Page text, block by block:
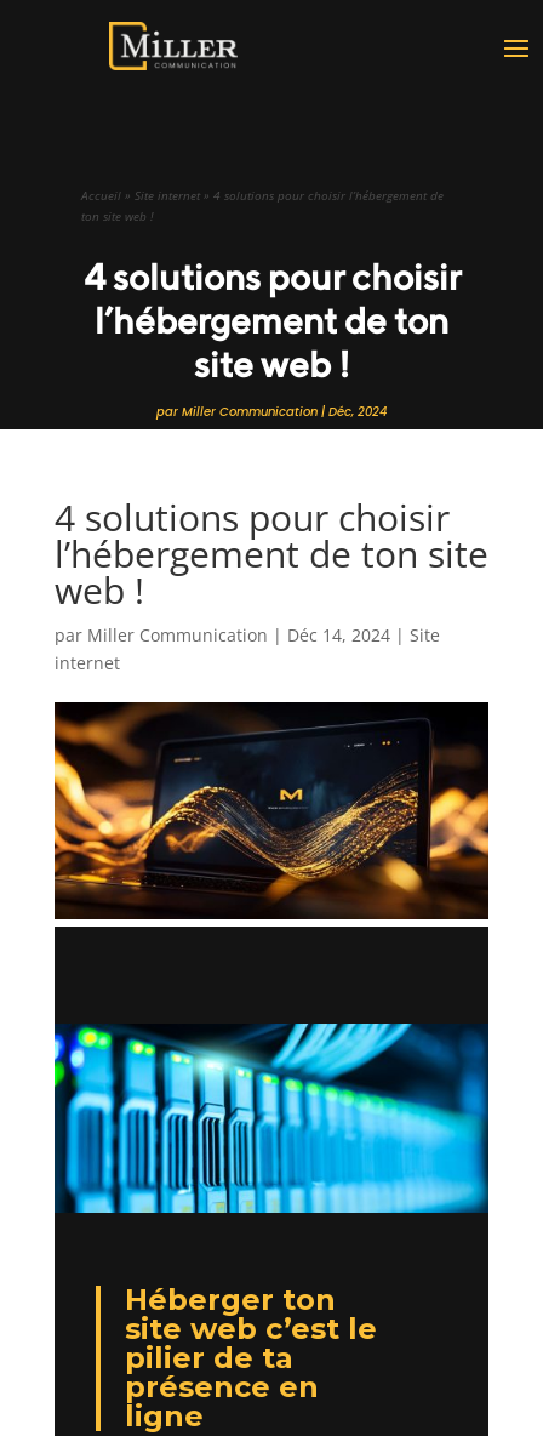
Accueil »Site internet »4 solutions pour choisir l’hébergement de
ton site web !
4 solutions pour choisir
l’hébergement de ton
site web !
par Miller Communication | Déc, 2024
4 solutions pour choisir
l’hébergement de ton site
web !
par Miller Communication | Déc 14, 2024| Site
internet
Héberger ton
site web c’est le
pilier de ta
présence en
ligne